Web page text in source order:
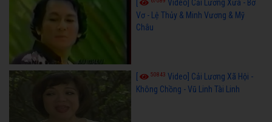
[
Video] Cải Lương Xưa - Bơ
Vơ - Lệ Thủy & Minh Vương & Mỹ
Châu
50843 Video] Cải Lương Xã Hội -
Không Chồng - Vũ Linh Tài Linh